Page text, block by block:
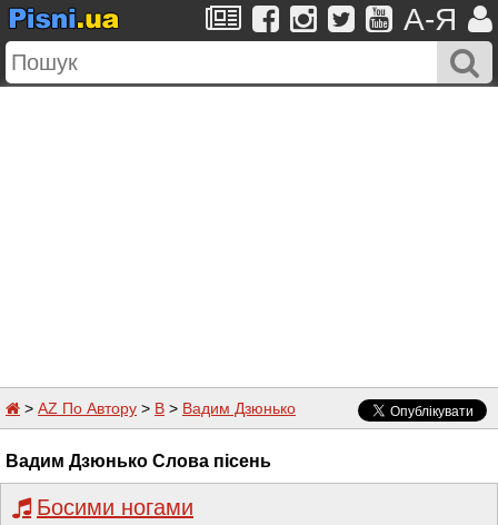
A-Я
> AZ По Автору > В > Вадим Дзюнько
Вадим Дзюнько Слова пісень
Босими ногами